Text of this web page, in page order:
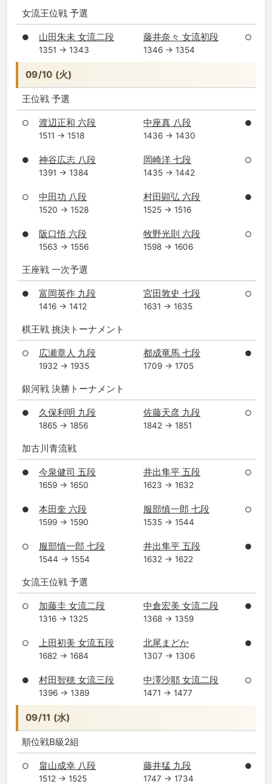
女流王位戦 予選
● 山田朱未 女流二段
1351 → 1343
藤井奈々 女流初段
1346 → 1354
○
09/10 (火)
王位戦 予選
○ 渡辺正和 六段
1511 → 1518
中座真 八段
1436 → 1430
●
● 神谷広志 八段
1391 → 1384
岡崎洋 七段
1435 → 1442
○
○ 中田功 八段
1520 → 1528
村田顕弘 六段
1525 → 1516
●
● 阪口悟 六段
1563 → 1556
牧野光則 六段
1598 → 1606
○
王座戦 一次予選
● 富岡英作 九段
1416 → 1412
宮田敦史 七段
1631 → 1635
○
棋王戦 挑決トーナメント
○ 広瀬章人 九段
1932 → 1935
都成竜馬 七段
1709 → 1705
●
銀河戦 決勝トーナメント
● 久保利明 九段
1865 → 1856
佐藤天彦 九段
1842 → 1851
○
加古川青流戦
● 今泉健司 五段
1659 → 1650
井出隼平 五段
1623 → 1632
○
● 本田奎 六段
1599 → 1590
服部慎一郎 七段
1535 → 1544
○
○ 服部慎一郎 七段
1544 → 1554
井出隼平 五段
1632 → 1622
●
女流王位戦 予選
○ 加藤圭 女流二段
1316 → 1325
中倉宏美 女流二段
1368 → 1359
●
○ 上田初美 女流五段
1682 → 1684
北尾まどか
1307 → 1306
●
● 村田智穂 女流三段
1396 → 1389
中澤沙耶 女流二段
1471 → 1477
○
09/11 (水)
順位戦B級2組
○ 畠山成幸 八段
1512 → 1525
藤井猛 九段
1747 → 1734
●